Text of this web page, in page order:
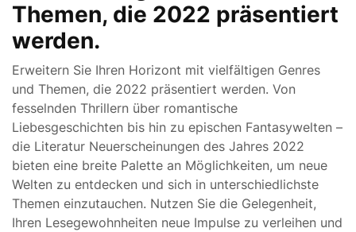
Themen, die 2022 präsentiert
werden.
Erweitern Sie Ihren Horizont mit vielfältigen Genres
und Themen, die 2022 präsentiert werden. Von
fesselnden Thrillern über romantische
Liebesgeschichten bis hin zu epischen Fantasywelten –
die Literatur Neuerscheinungen des Jahres 2022
bieten eine breite Palette an Möglichkeiten, um neue
Welten zu entdecken und sich in unterschiedlichste
Themen einzutauchen. Nutzen Sie die Gelegenheit,
Ihren Lesegewohnheiten neue Impulse zu verleihen und